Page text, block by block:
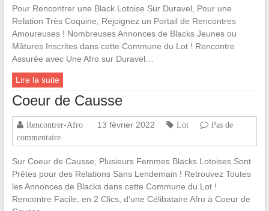
Pour Rencontrer une Black Lotoise Sur Duravel, Pour une
Relation Très Coquine, Rejoignez un Portail de Rencontres
Amoureuses ! Nombreuses Annonces de Blacks Jeunes ou
Mâtures Inscrites dans cette Commune du Lot ! Rencontre
Assurée avec Une Afro sur Duravel…
Lire la suite
Coeur de Causse
Rencontrer-Afro 13 février 2022 Lot
Pas de
commentaire
Sur Coeur de Causse, Plusieurs Femmes Blacks Lotoises Sont
Prêtes pour des Relations Sans Lendemain ! Retrouvez Toutes
les Annonces de Blacks dans cette Commune du Lot !
Rencontre Facile, en 2 Clics, d’une Célibataire Afro à Coeur de